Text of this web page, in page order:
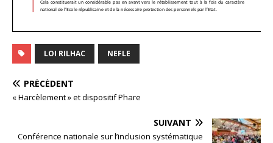
LOI RILHAC NEFLE
PRÉCÉDENT
« Harcèlement » et dispositif Phare
SUIVANT
Conférence nationale sur l’inclusion systématique